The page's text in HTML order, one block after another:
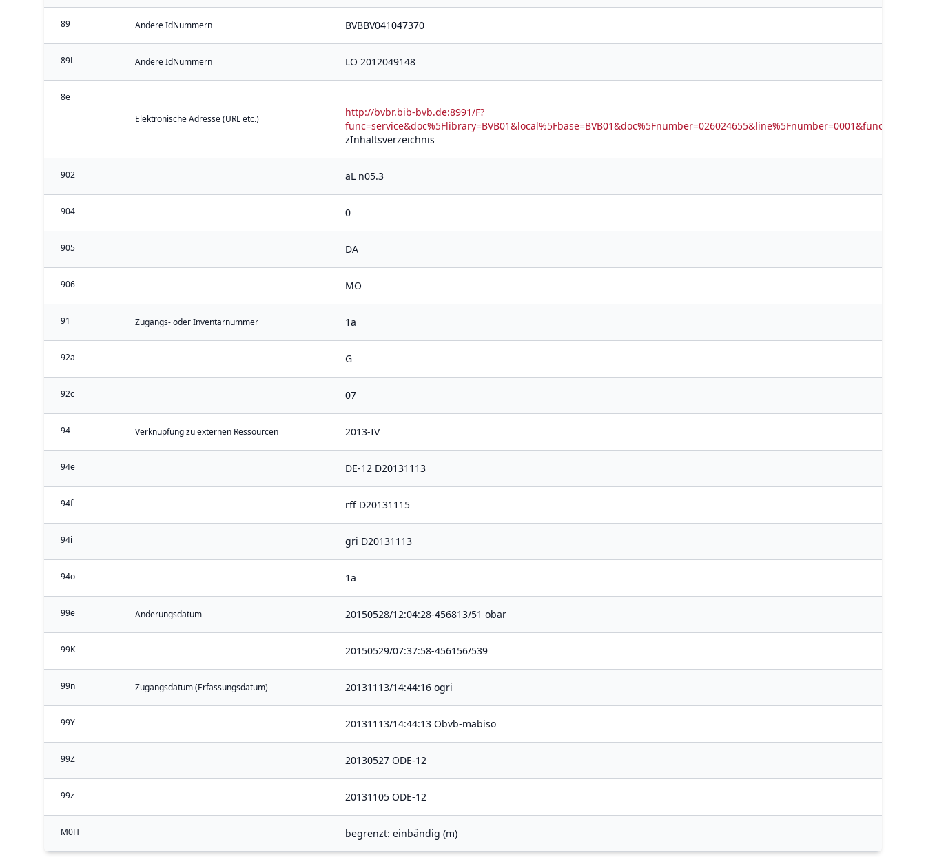
89 Andere IdNummern BVBBV041047370
89L Andere IdNummern LO 2012049148
8e
Elektronische Adresse (URL etc.)
http://bvbr.bib-bvb.de:8991/F?
zInhaltsverzeichnis
902 aL n05.3
904 0
905 DA
906 MO
91 Zugangs- oder Inventarnummer 1a
92a G
92c 07
94 Verknüpfung zu externen Ressourcen 2013-IV
94e DE-12 D20131113
94f rff D20131115
94i gri D20131113
94o 1a
99e Änderungsdatum 20150528/12:04:28-456813/51 obar
99K 20150529/07:37:58-456156/539
99n Zugangsdatum (Erfassungsdatum) 20131113/14:44:16 ogri
99Y 20131113/14:44:13 Obvb-mabiso
99Z 20130527 ODE-12
99z 20131105 ODE-12
M0H begrenzt: einbändig (m)